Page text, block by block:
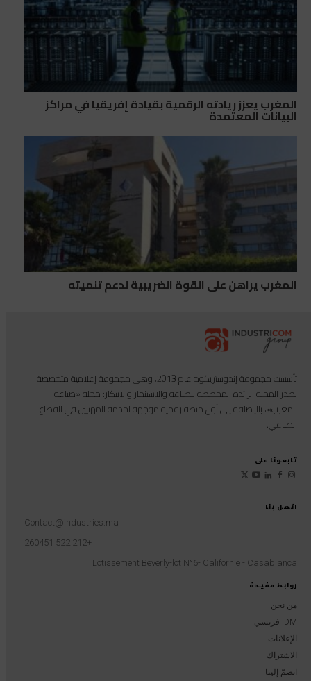
المغرب يعزز ريادته الرقمية بقيادة إفريقيا في مراكز
البيانات المعتمدة
المغرب يراهن على القوة الضريبية لدعم تنميته
روابط مفيدة
من نحن
IDM فرنسي
الإعلانات
الاشتراك
انضمّ إلينا
اتصل بنا
Contact@industries.ma
+212 522 260451
Lotissement Beverly-lot N°6- Californie - Casablanca
تأسست مجموعة إندوستريكوم عام 2013، وهي مجموعة إعلامية متخصصة
تصدر المجلة الرائدة المخصصة للصناعة والاستثمار والابتكار: مجلة «صناعة
المغرب»، بالإضافة إلى أول منصة رقمية موجهة لخدمة المهنيين في القطاع
الصناعي.
تابعونا على